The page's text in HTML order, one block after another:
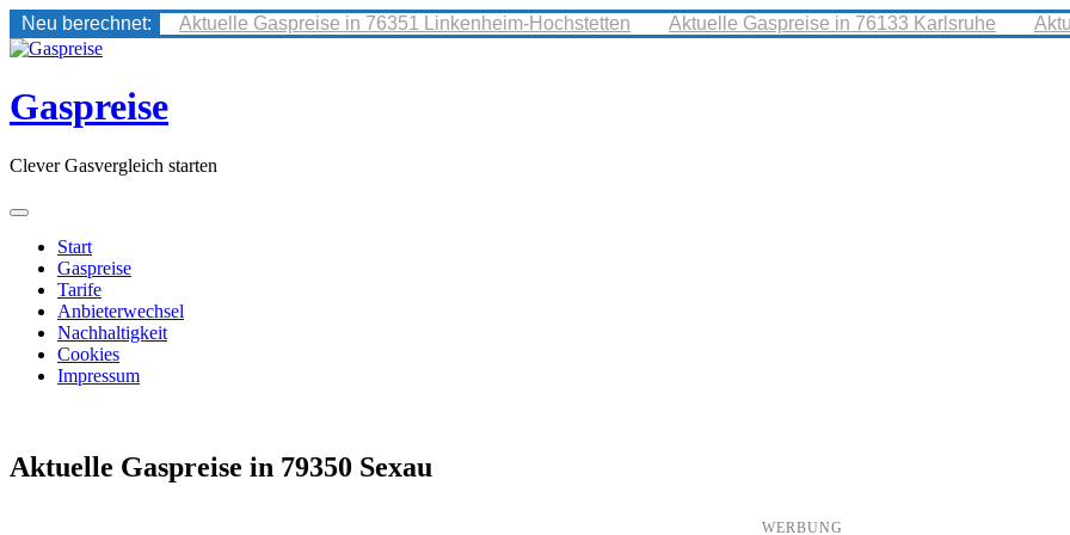
Neu berechnet: Aktuelle Gaspreise in 76351 Linkenheim-Hochstetten Aktuelle Gaspreise in 76133 Karlsruhe
Skip
content
Gaspreise
Clever Gasvergleich starten
Start
Gaspreise
Tarife
Anbieterwechsel
Nachhaltigkeit
Cookies
Impressum
Aktuelle Gaspreise in 79350 Sexau
WERBUNG